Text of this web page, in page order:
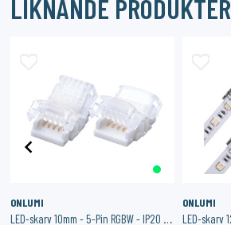
LIKNANDE PRODUKTER
ONLUMI ONLUMI